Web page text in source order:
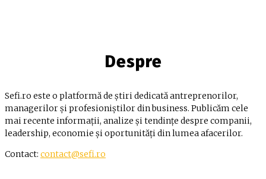
Despre
Sefi.ro este o platformă de știri dedicată antreprenorilor,
managerilor și profesioniștilor din business. Publicăm cele
mai recente informații, analize și tendințe despre companii,
leadership, economie și oportunități din lumea afacerilor.
Contact: contact@sefi.ro